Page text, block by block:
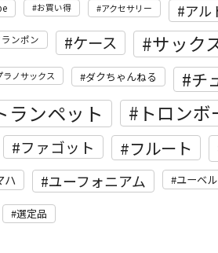
お買い得 アクセサリー アル
ランポン ケース サック
ラノサックス ダクちゃんねる チ
ランペット トロンボ
ファゴット フルート
ハ ユーフォニアム ユーベル
選定品